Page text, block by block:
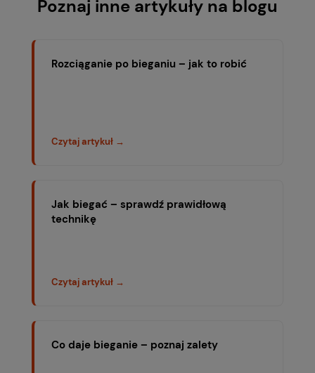
Poznaj inne artykuły na blogu
Rozciąganie po bieganiu – jak to robić
Czytaj artykuł →
Jak biegać – sprawdź prawidłową
technikę
Czytaj artykuł →
Co daje bieganie – poznaj zalety